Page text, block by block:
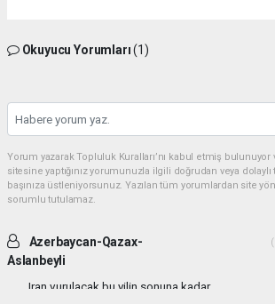
Okuyucu Yorumları(1)
Yorum yazarak Topluluk Kuralları’nı kabul etmiş
sitesine yaptığınız yorumunuzla ilgili doğrudan veya
başınıza üstleniyorsunuz. Yazılan tüm yorumlardan site
sorumlu tutulamaz.
Azerbaycan-Qazax-
Aslanbeyli
Iran vurulacak bu yilin sonuna kadar...